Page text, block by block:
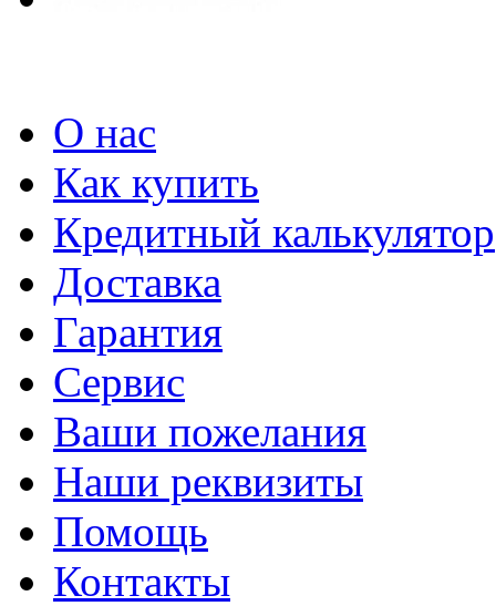
О нас
Как купить
Кредитный калькулятор
Доставка
Гарантия
Сервис
Ваши пожелания
Наши реквизиты
Помощь
Контакты